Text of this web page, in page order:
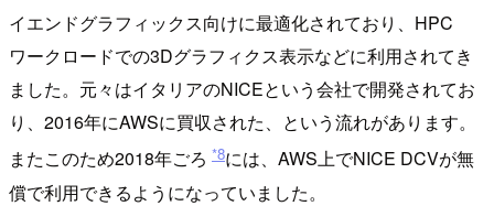
イエンドグラフィックス向けに最適化されており、HPC
ワークロードでの3Dグラフィクス表示などに利用されてき
ました。元々はイタリアのNICEという会社で開発されてお
り、2016年にAWSに買収された、という流れがあります。
またこのため2018年ごろ *8には、AWS上でNICE DCVが無
償で利用できるようになっていました。